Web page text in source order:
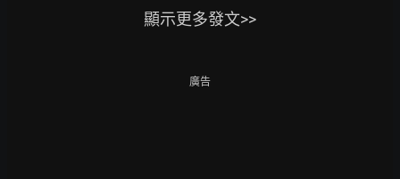
顯示更多發文>>
廣告